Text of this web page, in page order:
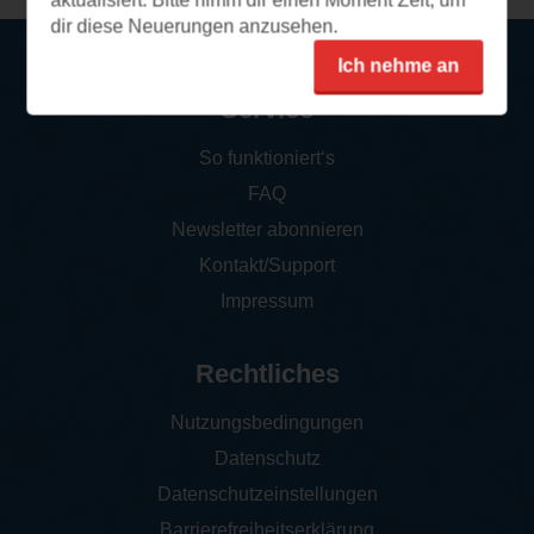
dir diese Neuerungen anzusehen.
Ich nehme an
Service
So funktioniert‘s
FAQ
Newsletter abonnieren
Kontakt/Support
Impressum
Rechtliches
Nutzungsbedingungen
Datenschutz
Datenschutzeinstellungen